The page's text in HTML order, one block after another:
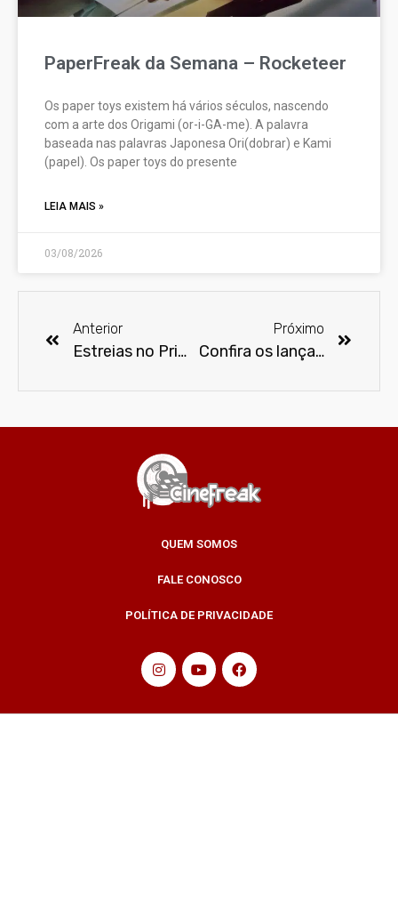
PaperFreak da Semana – Rocketeer
Os paper toys existem há vários séculos, nascendo
com a arte dos Origami (or-i-GA-me). A palavra
baseada nas palavras Japonesa Ori(dobrar) e Kami
(papel). Os paper toys do presente
LEIA MAIS »
03/08/2026
Anterior
Estreias no Prime Video de setembro
Próximo
Confira os lançamentos de setembro na Apple TV+
QUEM SOMOS
FALE CONOSCO
POLÍTICA DE PRIVACIDADE